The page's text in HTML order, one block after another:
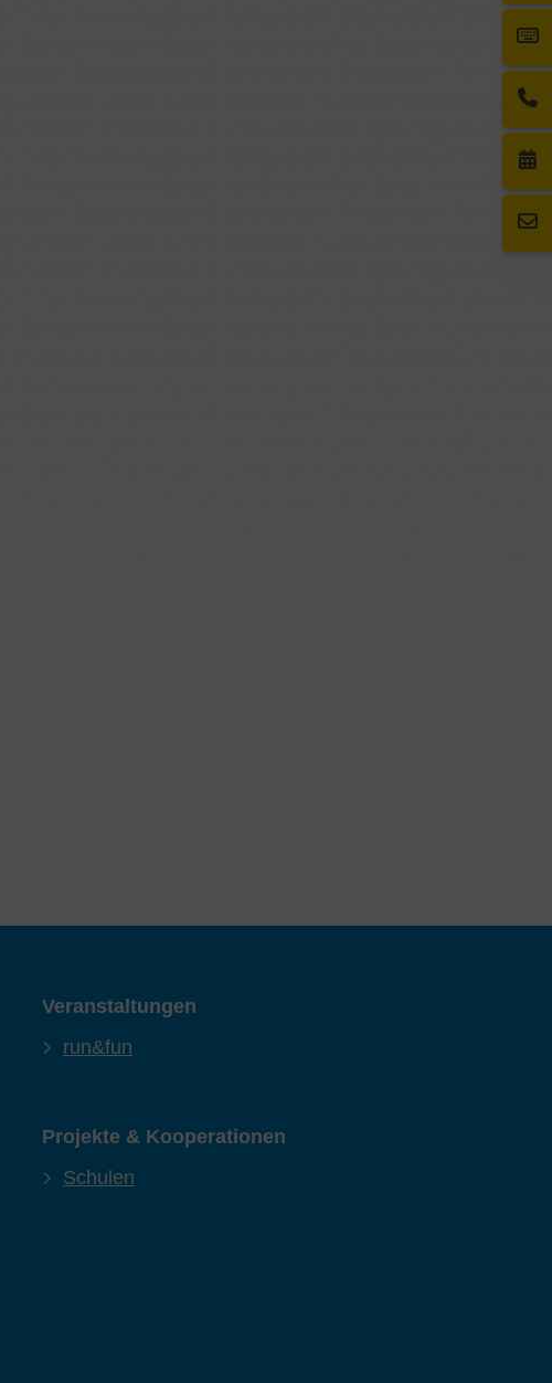
Veranstaltungen
run&fun
Projekte & Kooperationen
Schulen